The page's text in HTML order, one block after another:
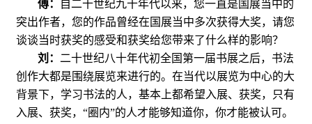
傅： 自二十世纪九十年代以来，您一直是国展当中的
突出作者，您的作品曾经在国展当中多次获得大奖，请您
谈谈当时获奖的感受和获奖给您带来了什么样的影响？
刘： 二十世纪八十年代初全国第一届书展之后，书法
创作大都是围绕展览来进行的。在当代以展览为中心的大
背景下，学习书法的人，基本上都希望入展、获奖，只有
入展、获奖，“圈内”的人才能够知道你，你才能被认可。